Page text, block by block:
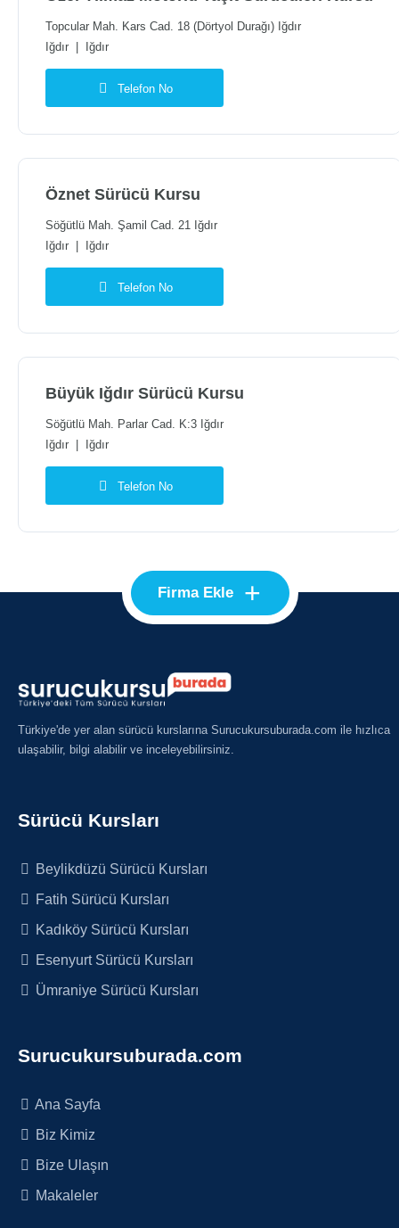
Topcular Mah. Kars Cad. 18 (Dörtyol Durağı) Iğdır
Iğdır
Iğdır
Telefon No
Öznet Sürücü Kursu
Söğütlü Mah. Şamil Cad. 21 Iğdır
Iğdır
Iğdır
Telefon No
Büyük Iğdır Sürücü Kursu
Söğütlü Mah. Parlar Cad. K:3 Iğdır
Iğdır
Iğdır
Telefon No
Firma Ekle +
Türkiye'de yer alan sürücü kurslarına Surucukursuburada.com ile hızlıca
ulaşabilir, bilgi alabilir ve inceleyebilirsiniz.
Sürücü Kursları
Beylikdüzü Sürücü Kursları
Fatih Sürücü Kursları
Kadıköy Sürücü Kursları
Esenyurt Sürücü Kursları
Ümraniye Sürücü Kursları
Surucukursuburada.com
Ana Sayfa
Biz Kimiz
Bize Ulaşın
Makaleler